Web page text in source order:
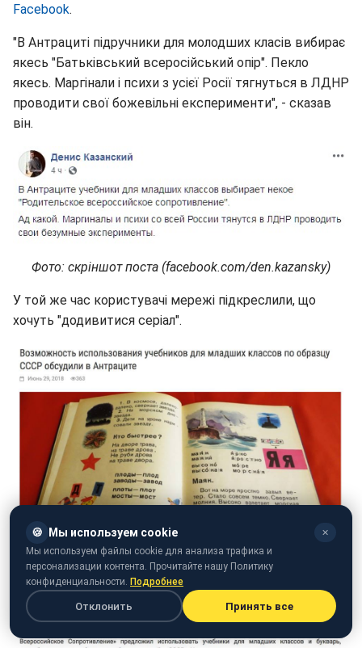
Facebook.
"В Антрациті підручники для молодших класів вибирає
якесь "Батьківський всеросійський опір". Пекло
якесь. Маргінали і психи з усієї Росії тягнуться в ЛДНР
проводити свої божевільні експерименти", - сказав
він.
Фото: скріншот поста (facebook.com/den.kazansky)
У той же час користувачі мережі підкреслили, що
хочуть "додивитися серіал".
🍪 Мы используем cookie ✕
Мы используем файлы cookie для анализа трафика и
персонализации контента. Прочитайте нашу Политику
конфиденциальности. Подробнее
Отклонить Принять все